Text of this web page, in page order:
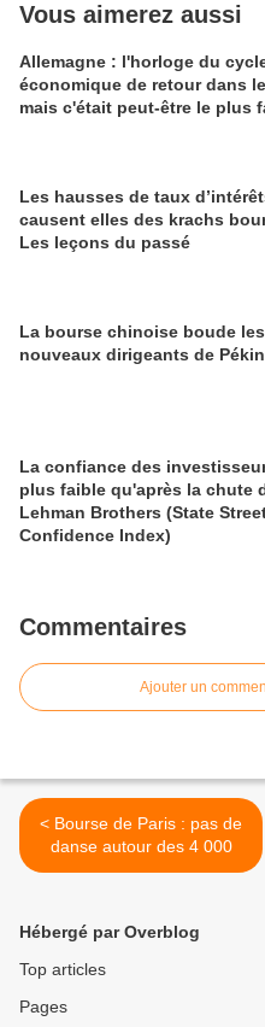
Vous aimerez aussi
Allemagne : l'horloge du
économique de retour dans
mais c'était peut-être le plus
Les hausses de taux
causent elles des krachs
Les leçons du passé
La bourse chinoise boude les
nouveaux dirigeants de Pékin
La confiance des
plus faible qu'après la chute
Lehman Brothers (State
Confidence Index)
Commentaires
Ajouter un
< Bourse de Paris : pas de
danse autour des 4 000
Hébergé par Overblog
Top articles
Pages